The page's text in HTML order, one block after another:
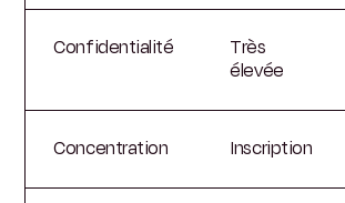
Confidentialité
Très
élevée
Concentration Inscription